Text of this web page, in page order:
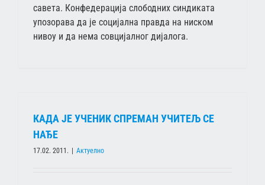
савета. Конфедерација слободних синдиката
упозорава да је социјална правда на ниском
нивоу и да нема совцијалног дијалога.
КАДА ЈЕ УЧЕНИК СПРЕМАН УЧИТЕЉ СЕ
НАЂЕ
17.02. 2011. Актуелно